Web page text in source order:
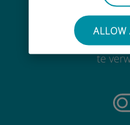
ALLOW
Je hoeft je
te